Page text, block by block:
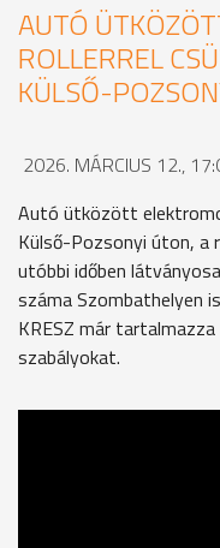
AUTÓ
ROLLERREL
KÜLSŐ-
2026. MÁRCIUS 12.,
Autó ütközött
Külső-Pozsonyi úton,
utóbbi időben
száma Szombathelyen
KRESZ már
szabályokat.